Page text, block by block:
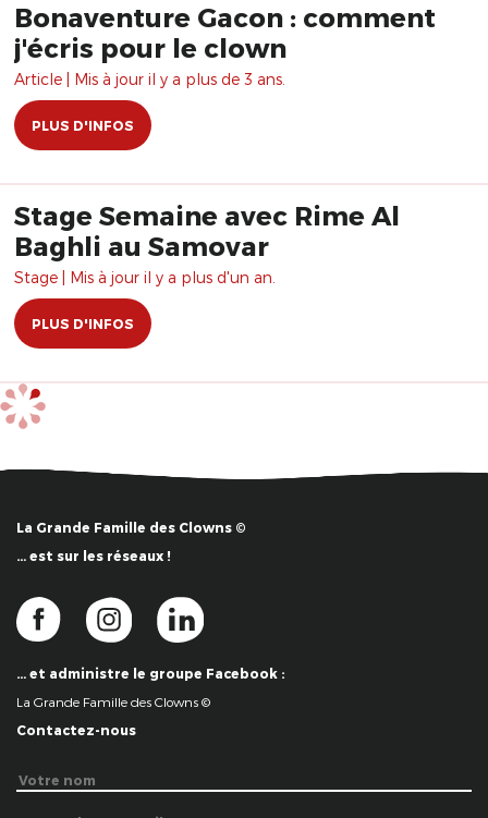
Bonaventure Gacon : comment
j'écris pour le clown
Article | Mis à jour il y a plus de 3 ans.
PLUS D'INFOS
Stage Semaine avec Rime Al
Baghli au Samovar
Stage | Mis à jour il y a plus d'un an.
PLUS D'INFOS
La Grande Famille des Clowns ©
… est sur les réseaux !
… et administre le groupe Facebook :
La Grande Famille des Clowns ©
Contactez-nous